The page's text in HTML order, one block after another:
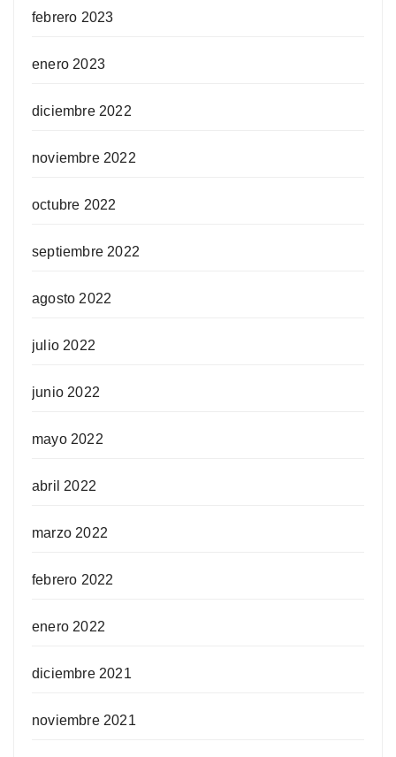
febrero 2023
enero 2023
diciembre 2022
noviembre 2022
octubre 2022
septiembre 2022
agosto 2022
julio 2022
junio 2022
mayo 2022
abril 2022
marzo 2022
febrero 2022
enero 2022
diciembre 2021
noviembre 2021